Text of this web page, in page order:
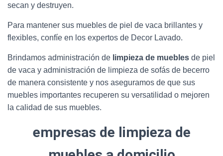
secan y destruyen.
Para mantener sus muebles de piel de vaca brillantes y
flexibles, confíe en los expertos de Decor Lavado.
Brindamos administración de limpieza de muebles de piel
de vaca y administración de limpieza de sofás de becerro
de manera consistente y nos aseguramos de que sus
muebles importantes recuperen su versatilidad o mejoren
la calidad de sus muebles.
empresas de limpieza de